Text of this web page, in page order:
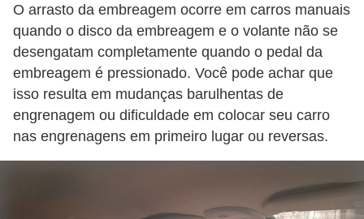
O arrasto da embreagem ocorre em carros manuais
quando o disco da embreagem e o volante não se
desengatam completamente quando o pedal da
embreagem é pressionado. Você pode achar que
isso resulta em mudanças barulhentas de
engrenagem ou dificuldade em colocar seu carro
nas engrenagens em primeiro lugar ou reversas.
a
n
s
p
o
r
t